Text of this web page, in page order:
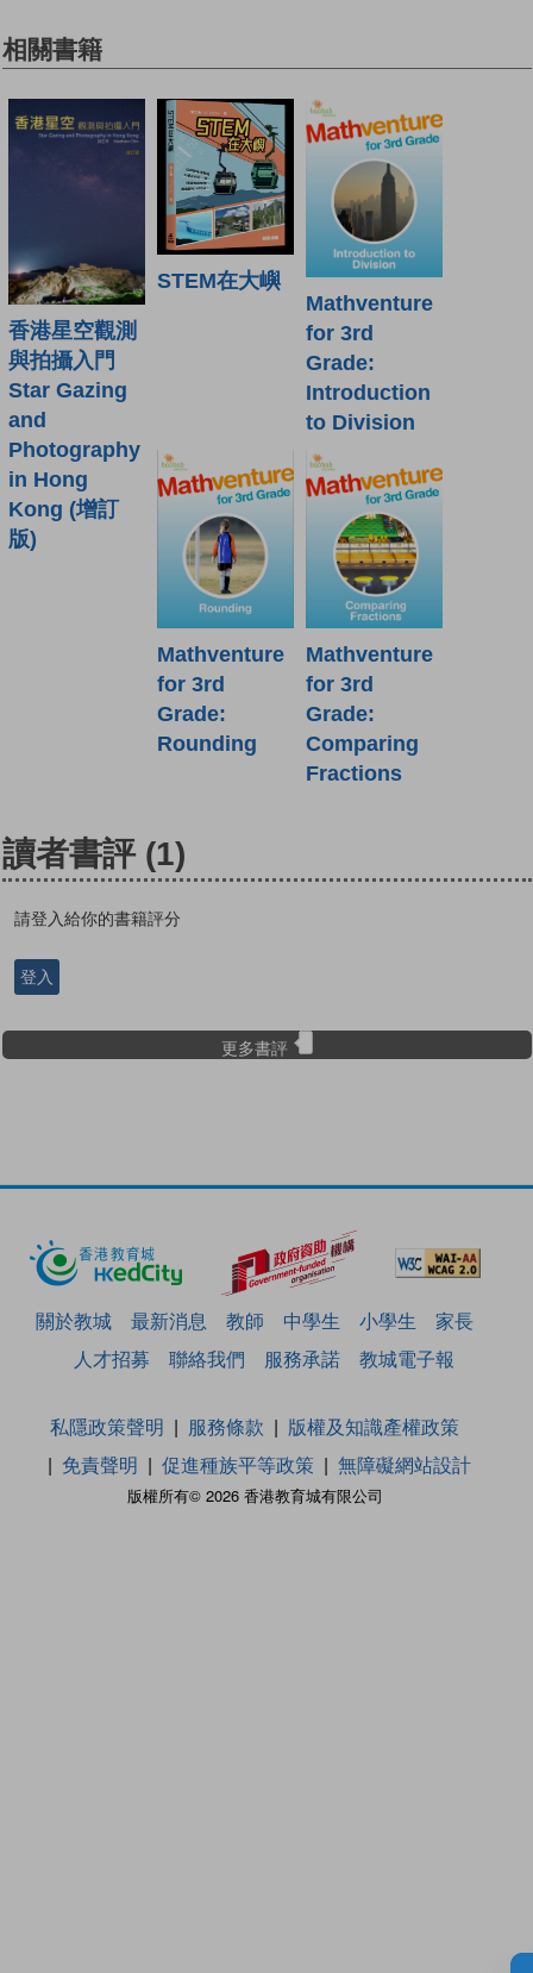
相關書籍
香港星空觀測
與拍攝入門
Star Gazing
and
Photography
in Hong
Kong (增訂
版)
STEM在大嶼
Mathventure
for 3rd
Grade:
Introduction
to Division
Mathventure
for 3rd
Grade:
Rounding
Mathventure
for 3rd
Grade:
Comparing
Fractions
讀者書評 (1)
請登入給你的書籍評分
登入
更多書評
關於教城 最新消息 教師 中學生 小學生
家長
人才招募
聯絡我們 服務承諾 教城電子報
版權所有© 2026 香港教育城有限公司
私隱政策聲明 服務條款
版權及知識產權政策
免責聲明
促進種族平等政策 無障礙網站設計